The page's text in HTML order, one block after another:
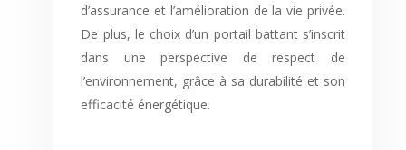
d’assurance et l’amélioration de la vie privée.
De plus, le choix d’un portail battant s’inscrit
dans une perspective de respect de
l’environnement, grâce à sa durabilité et son
efficacité énergétique.